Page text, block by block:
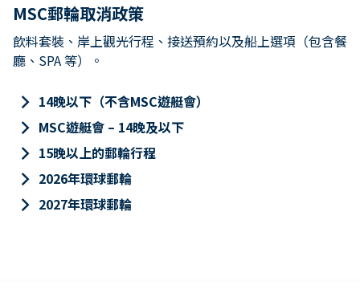
MSC郵輪取消政策
飲料套裝、岸上觀光行程、接送預約以及船上選項（包含餐
廳、SPA 等）。
keyboard_arrow_right 14晚以下（不含MSC遊艇會）
keyboard_arrow_right MSC遊艇會 – 14晚及以下
keyboard_arrow_right 15晚以上的郵輪行程
keyboard_arrow_right 2026年環球郵輪
keyboard_arrow_right 2027年環球郵輪